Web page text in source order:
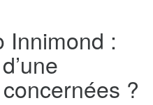
Innimond :
?